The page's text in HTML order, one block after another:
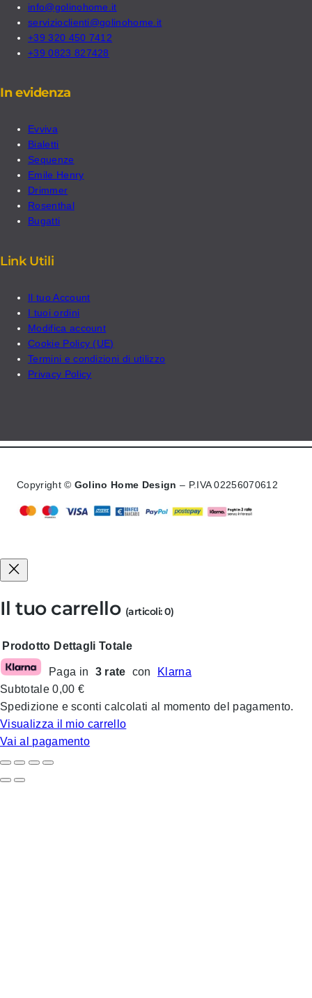
info@golinohome.it
servizioclienti@golinohome.it
+39 320 450 7412
+39 0823 827428
In evidenza
Evviva
Bialetti
Sequenze
Emile Henry
Drimmer
Rosenthal
Bugatti
Link Utili
Il tuo Account
I tuoi ordini
Modifica account
Cookie Policy (UE)
Termini e condizioni di utilizzo
Privacy Policy
Copyright © Golino Home Design – P.IVA 02256070612
Il tuo carrello (articoli: 0)
Prodotti
nel
carrello
Prodotto Dettagli Totale
Paga in 3 rate con
Klarna
Subtotale0,00 €
Spedizione e sconti calcolati al momento del pagamento.
Visualizza il mio carrello
Vai al pagamento